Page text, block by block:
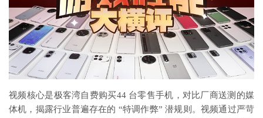
视频核心是极客湾自费购买44 台零售手机，对比厂商送测的媒
体机，揭露行业普遍存在的 “特调作弊” 潜规则。视频通过严苛